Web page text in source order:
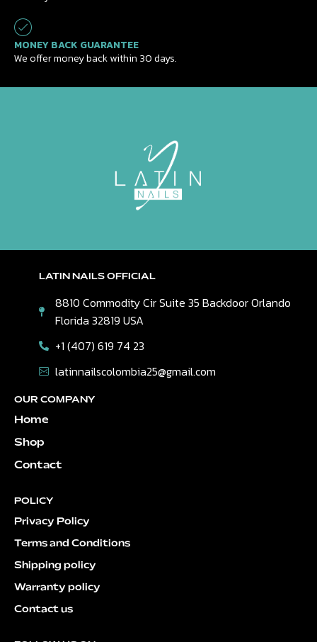
MONEY BACK GUARANTEE
We offer money back within 30 days.
LATIN NAILS OFFICIAL
8810 Commodity Cir Suite 35 Backdoor Orlando
Florida 32819 USA
+1 (407) 619 74 23
latinnailscolombia25@gmail.com
OUR COMPANY
Home
Shop
Contact
POLICY
Privacy Policy
Terms and Conditions
Shipping policy
Warranty policy
Contact us